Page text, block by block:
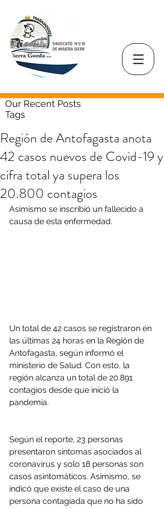
Our Recent Posts
Tags
Región de Antofagasta anota
42 casos nuevos de Covid-19 y
cifra total ya supera los
20.800 contagios
Asimismo se inscribió un fallecido a
causa de esta enfermedad.
Un total de 42 casos se registraron en
las últimas 24 horas en la Región de
Antofagasta, según informó el
ministerio de Salud. Con esto, la
región alcanza un total de 20.891
contagios desde que inició la
pandemia.
Según el reporte, 23 personas
presentaron síntomas asociados al
coronavirus y solo 18 personas son
casos asintomáticos. Asimismo, se
indicó que existe el caso de una
persona contagiada que no ha sido